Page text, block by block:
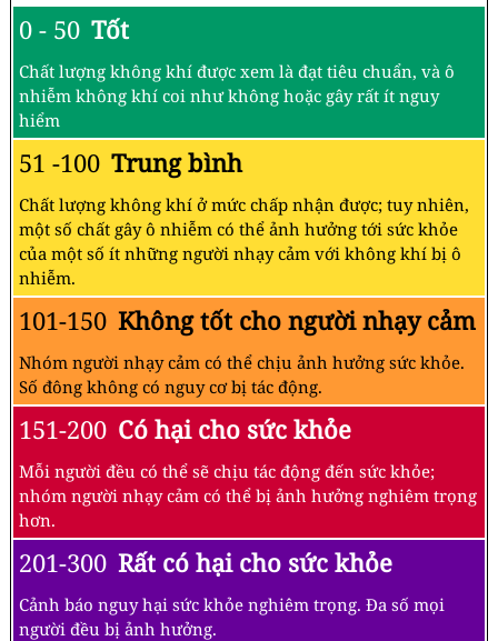
0 - 50 Tốt
Chất lượng không khí được xem là đạt tiêu chuẩn, và ô
nhiễm không khí coi như không hoặc gây rất ít nguy
hiểm
51 -100 Trung bình
Chất lượng không khí ở mức chấp nhận được; tuy nhiên,
một số chất gây ô nhiễm có thể ảnh hưởng tới sức khỏe
của một số ít những người nhạy cảm với không khí bị ô
nhiễm.
101-150 Không tốt cho người nhạy cảm
Nhóm người nhạy cảm có thể chịu ảnh hưởng sức khỏe.
Số đông không có nguy cơ bị tác động.
151-200 Có hại cho sức khỏe
Mỗi người đều có thể sẽ chịu tác động đến sức khỏe;
nhóm người nhạy cảm có thể bị ảnh hưởng nghiêm trọng
hơn.
201-300 Rất có hại cho sức khỏe
Cảnh báo nguy hại sức khỏe nghiêm trọng. Đa số mọi
người đều bị ảnh hưởng.